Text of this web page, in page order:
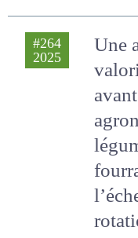
#264
2025
Une